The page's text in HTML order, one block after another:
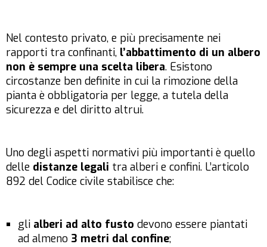
Nel contesto privato, e più precisamente nei
rapporti tra confinanti, l’abbattimento di un albero
non è sempre una scelta libera. Esistono
circostanze ben definite in cui la rimozione della
pianta è obbligatoria per legge, a tutela della
sicurezza e del diritto altrui.
Uno degli aspetti normativi più importanti è quello
delle distanze legali tra alberi e confini. L’articolo
892 del Codice civile stabilisce che:
gli alberi ad alto fusto devono essere piantati
ad almeno 3 metri dal confine;